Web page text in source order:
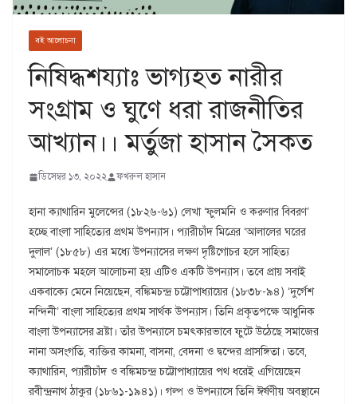
বই আলোচনা
নিষিদ্ধশয্যাঃ ভাগ্যহত নারীর
সংগ্রাম ও ঘুণে ধরা রাজনীতির
আখ্যান।। মর্তুজা হাসান সৈকত
ডিসেম্বর ১৩, ২০২২ ফখরুল হাসান
হানা ক্যাথারিন মুলেন্সের (১৮২৬-৬১) লেখা ‘ফুলমনি ও করুণার বিবরণ’
হচ্ছে বাংলা সাহিত্যের প্রথম উপন্যাস। প্যারীচাঁদ মিত্রের ‘আলালের ঘরের
দুলাল’ (১৮৫৮) এর মধ্যে উপন্যাসের লক্ষণ দৃষ্টিগোচর হলে সাহিত্য
সমালোচক মহলে আলোচনা হয় এটিও একটি উপন্যাস। তবে প্রায় সবাই
একবাক্যে মেনে নিয়েছেন, বঙ্কিমচন্দ্র চট্টোপাধ্যায়ের (১৮৩৮-৯৪) ‘দুর্গেশ
নন্দিনী’ বাংলা সাহিত্যের প্রথম সার্থক উপন্যাস। তিনি প্রকৃতপক্ষে আধুনিক
বাংলা উপন্যাসের স্রষ্টা। তাঁর উপন্যাসে চমৎকারভাবে ফুটে উঠেছে সমাজের
নানা অসংগতি, ব্যক্তির কামনা, বাসনা, বেদনা ও দ্বন্দের প্রাসঙ্গিতা। তবে,
ক্যাথারিন, প্যারীচাঁদ ও বঙ্কিমচন্দ্র চট্টোপাধ্যায়ের পথ ধরেই এগিয়েছেন
রবীন্দ্রনাথ ঠাকুর (১৮৬১-১৯৪১)। গল্প ও উপন্যাসে তিনি ঈর্ষণীয় অবস্থানে